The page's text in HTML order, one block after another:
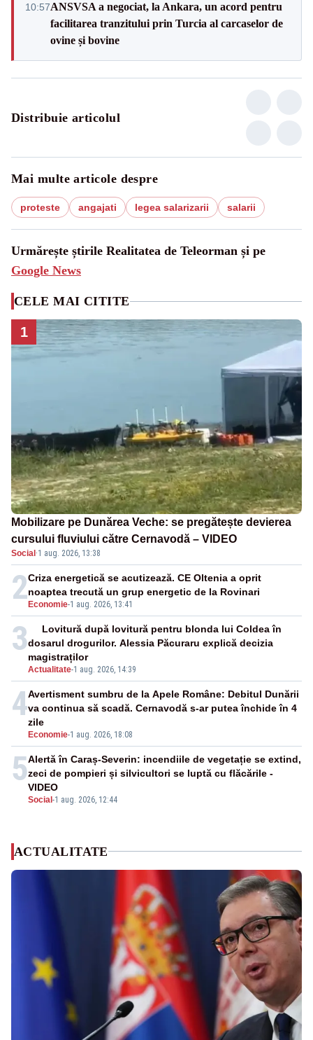
10:57ANSVSA a negociat, la Ankara, un acord pentru
facilitarea tranzitului prin Turcia al carcaselor de
ovine și bovine
Distribuie articolul
Mai multe articole despre
proteste angajati legea salarizarii salarii
Urmărește știrile Realitatea de Teleorman și pe
Google News
CELE MAI CITITE
1
Mobilizare pe Dunărea Veche: se pregătește devierea
cursului fluviului către Cernavodă – VIDEO
Social·1 aug. 2026, 13:38
2Economie-1 aug. 2026, 13:41
Criza energetică se acutizează. CE Oltenia a oprit
noaptea trecută un grup energetic de la Rovinari
3
Actualitate-1 aug. 2026, 14:39
Lovitură după lovitură pentru blonda lui Coldea în
dosarul drogurilor. Alessia Păcuraru explică decizia
magistraților
4
Economie-1 aug. 2026, 18:08
Avertisment sumbru de la Apele Române: Debitul Dunării
va continua să scadă. Cernavodă s-ar putea închide în 4
zile
5
Social-1 aug. 2026, 12:44
Alertă în Caraș-Severin: incendiile de vegetație se extind,
zeci de pompieri și silvicultori se luptă cu flăcările -
VIDEO
ACTUALITATE